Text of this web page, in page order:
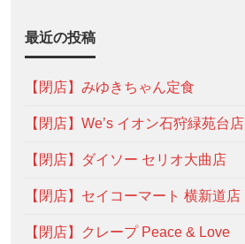
最近の投稿
【閉店】みゆきちゃん定食
【閉店】We’s イオン石狩緑苑台店
【閉店】ダイソー セリオ大曲店
【閉店】セイコーマート 横新道店
【閉店】クレープ Peace & Love